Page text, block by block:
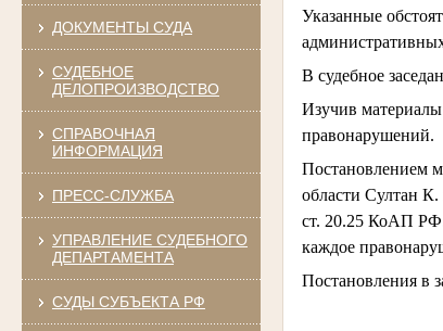
ДОКУМЕНТЫ СУДА
СУДЕБНОЕ
ДЕЛОПРОИЗВОДСТВО
СПРАВОЧНАЯ
ИНФОРМАЦИЯ
ПРЕСС-СЛУЖБА
УПРАВЛЕНИЕ СУДЕБНОГО
ДЕПАРТАМЕНТА
СУДЫ СУБЪЕКТА РФ
Указанные
В судебное
Изучив
правонарушений.
Постановлением
области Султан
ст. 20.25 КоАП РФ.
каждое
Постановления в